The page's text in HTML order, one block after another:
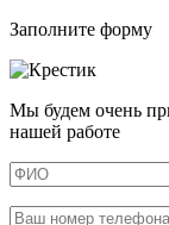
Заполните форму
Мы будем очень
нашей работе